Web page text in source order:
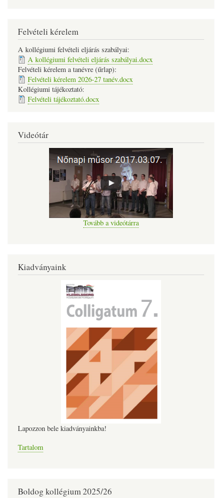
Felvételi kérelem
A kollégiumi felvételi eljárás szabályai:
A kollégiumi felvételi eljárás szabályai.docx
Felvételi kérelem a tanévre (űrlap):
Felvételi kérelem 2026-27 tanév.docx
Kollégiumi tájékoztató:
Felvételi tájékoztató.docx
Videótár
Tovább a videótárra
Kiadványaink
Lapozzon bele kiadványainkba!
Tartalom
Boldog kollégium 2025/26